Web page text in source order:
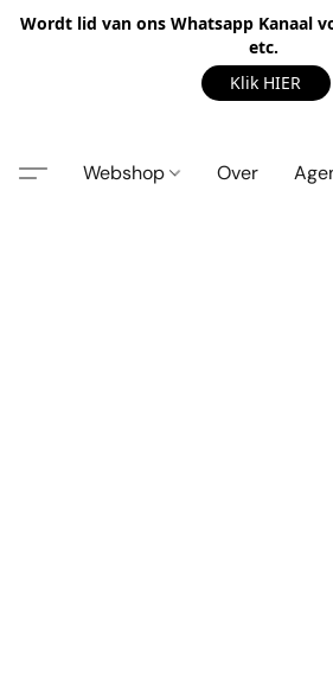
Wordt lid van ons Whatsapp Kanaal
etc.
Klik HIER
Webshop Over